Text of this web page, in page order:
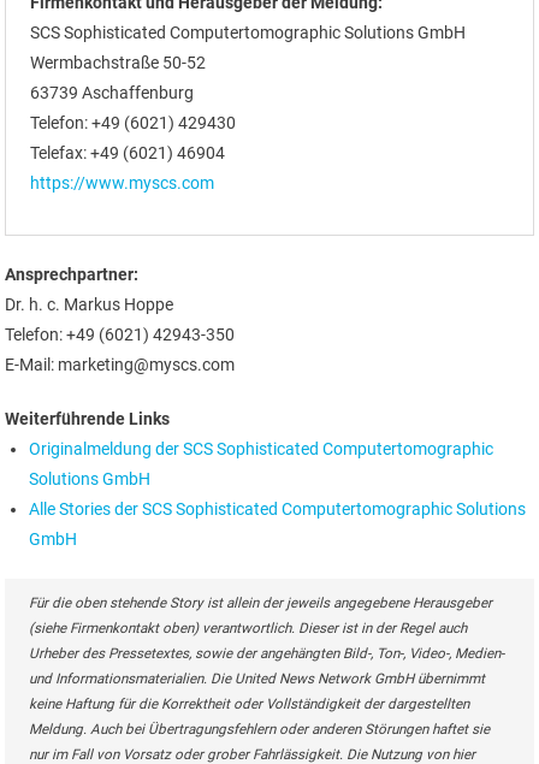
SCS Sophisticated Computertomographic Solutions GmbH
Wermbachstraße 50-52
63739 Aschaffenburg
Telefon: +49 (6021) 429430
Telefax: +49 (6021) 46904
https://www.myscs.com
Ansprechpartner:
Dr. h. c. Markus Hoppe
Telefon: +49 (6021) 42943-350
E-Mail: marketing@myscs.com
Weiterführende Links
Originalmeldung der SCS Sophisticated Computertomographic
Solutions GmbH
Alle Stories der SCS Sophisticated Computertomographic Solutions
GmbH
Für die oben stehende Story ist allein der jeweils angegebene Herausgeber
(siehe Firmenkontakt oben) verantwortlich. Dieser ist in der Regel auch
Urheber des Pressetextes, sowie der angehängten Bild-, Ton-, Video-, Medien-
und Informationsmaterialien. Die United News Network GmbH übernimmt
keine Haftung für die Korrektheit oder Vollständigkeit der dargestellten
Meldung. Auch bei Übertragungsfehlern oder anderen Störungen haftet sie
nur im Fall von Vorsatz oder grober Fahrlässigkeit. Die Nutzung von hier